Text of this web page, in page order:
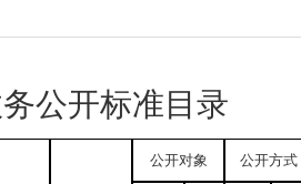
公开标准目录
公开对象 公开方式